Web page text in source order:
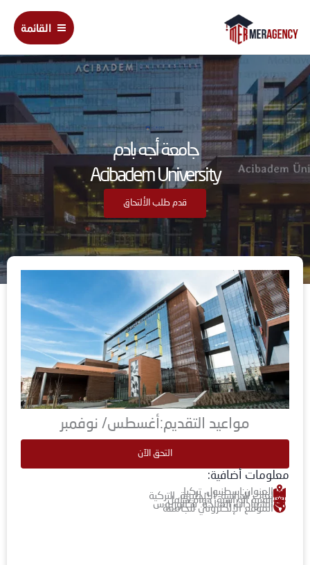
المحتوى
Main
Menu
القائمة
جامعة أجه بادم
Acibadem University
قدم طلب الألتحاق
مواعيد التقديم:أغسطس/ نوفمبر
التحق الآن
معلومات أضافية:
العنوان:إسطنبول، تركيا
لغات الدراسة: الإنجليزية, التركية
الفترة الدراسية: دوام كامل
الشهادات المتاحة: بكالوريوس
الموقع الإلكتروني للجامعة